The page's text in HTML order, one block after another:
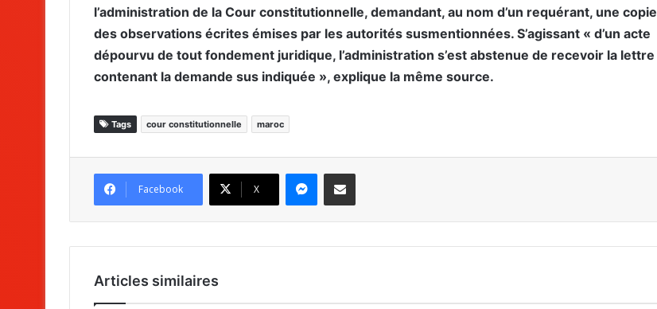
l’administration de la Cour constitutionnelle, demandant, au nom d’un requérant, une copie
des observations écrites émises par les autorités susmentionnées. S’agissant « d’un acte
dépourvu de tout fondement juridique, l’administration s’est abstenue de recevoir la lettre
contenant la demande sus indiquée », explique la même source.
Tags cour constitutionnelle maroc
Facebook X
Articles similaires